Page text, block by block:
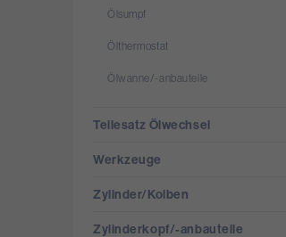
Ölsumpf
Ölthermostat
Ölwanne/­-anbauteile
Teilesatz Ölwechsel
Werkzeuge
Zylinder/­Kolben
Zylinderkopf/­-anbauteile